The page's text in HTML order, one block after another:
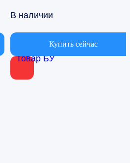
Товар БУ
В наличии
Купить сейчас